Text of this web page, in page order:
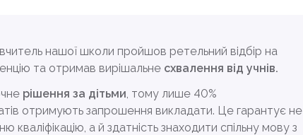
нашої школи пройшов ретельний відбір на
та отримав вирішальне схвалення від учнів.
рішення за дітьми, тому лише 40%
отримують запрошення викладати. Це гарантує не
кваліфікацію, а й здатність знаходити спільну мову з